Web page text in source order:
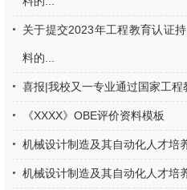
关于提交2023年工程教育认证
料的...
喜报|我校又一专业通过国家工程
《XXXX》OBE评价资料模板
机械设计制造及其自动化人才培
机械设计制造及其自动化人才培